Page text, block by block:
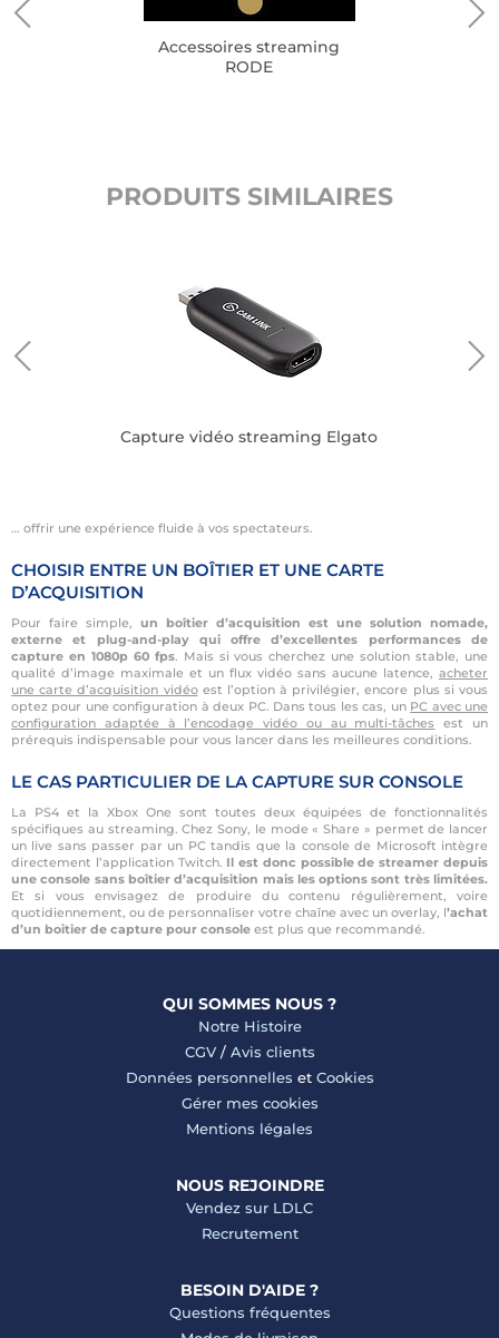
Accessoires streaming
RODE
PRODUITS SIMILAIRES
Capture vidéo streaming Elgato
… offrir une expérience fluide à vos spectateurs.
CHOISIR ENTRE UN BOÎTIER ET UNE CARTE
D’ACQUISITION
Pour faire simple, un boîtier d’acquisition est une solution nomade,
externe et plug-and-play qui offre d’excellentes performances de
capture en 1080p 60 fps. Mais si vous cherchez une solution stable, une
qualité d’image maximale et un flux vidéo sans aucune latence, acheter
une carte d’acquisition vidéoest l’option à privilégier, encore plus si vous
optez pour une configuration à deux PC. Dans tous les cas, un PC avec une
configuration adaptée à l’encodage vidéo ou au multi-tâches
est un
prérequis indispensable pour vous lancer dans les meilleures conditions.
LE CAS PARTICULIER DE LA CAPTURE SUR CONSOLE
La PS4 et la Xbox One sont toutes deux équipées de fonctionnalités
spécifiques au streaming. Chez Sony, le mode « Share » permet de lancer
un live sans passer par un PC tandis que la console de Microsoft intègre
directement l’application Twitch. Il est donc possible de streamer depuis
une console sans boîtier d’acquisition mais les options sont très limitées.
Et si vous envisagez de produire du contenu régulièrement, voire
quotidiennement, ou de personnaliser votre chaîne avec un overlay, l’achat
d’un boitier de capture pour console est plus que recommandé.
QUI SOMMES NOUS ?
Notre Histoire
CGV/ Avis clients
Données personnelles et Cookies
Gérer mes cookies
Mentions légales
NOUS REJOINDRE
Vendez sur LDLC
Recrutement
BESOIN D'AIDE ?
Questions fréquentes